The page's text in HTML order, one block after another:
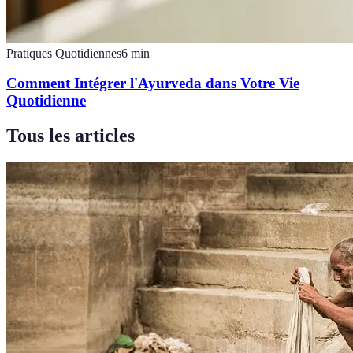
Pratiques Quotidiennes6 min
Comment Intégrer l'Ayurveda dans Votre Vie
Quotidienne
Tous les articles